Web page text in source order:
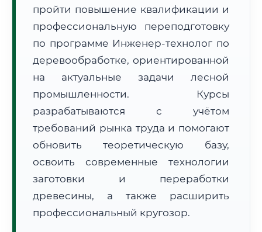
Часовой пояс:
🗺️ Зона обслуживания: г. Красногорск
Расчет логистики оригиналов:
• Маршрут транзита:
~2 826 км
• Экспресс-доставка СДЭК / Почтой: 4–6 рабочих дней
пройти повышение квалификации и
профессиональную переподготовку
по программе Инженер-технолог по
деревообработке, ориентированной
на актуальные задачи лесной
промышленности. Курсы
разрабатываются с учётом
требований рынка труда и помогают
обновить теоретическую базу,
освоить современные технологии
заготовки и переработки
древесины, а также расширить
профессиональный кругозор.